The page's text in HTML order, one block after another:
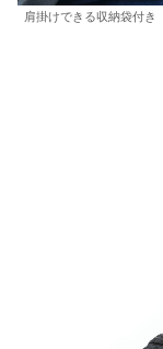
肩掛けできる収納袋付き